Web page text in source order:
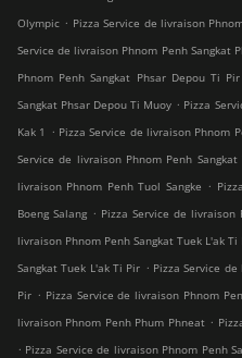
Olympic . Pizza Service de livraison
Service de livraison Phnom Penh Sangkat
Phnom Penh Sangkat Phsar Depou Ti Pir
Sangkat Phsar Depou Ti Muoy . Pizza
Kak 1
. Pizza Service de livraison Phnom
Service de livraison Phnom Penh
livraison Phnom Penh Tuol Sangke .
Boeng Salang . Pizza Service de livraison
livraison Phnom Penh Sangkat Tuek L'ak Ti
Sangkat Tuek L'ak Ti Pir . Pizza Service
Pir . Pizza Service de livraison Phnom
livraison Phnom Penh Phum Phneat .
. Pizza Service de livraison Phnom Penh